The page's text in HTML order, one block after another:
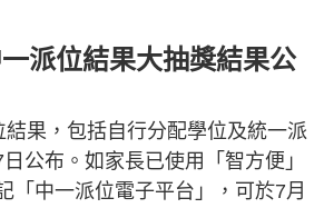
派位結果大抽獎結果公
果，包括自行分配學位及統一派
公布。如家長已使用「智方便」
「中一派位電子平台」，可於7月